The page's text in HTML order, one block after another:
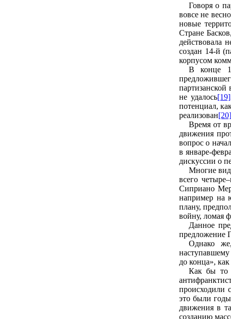
Говоря о
вовсе не
новые
Стране
действовала
создан 14-й
корпусом
В конце
не удалось[19]
потенциал,
реализован[20]
Время от
движения
вопрос о
в январе-
дискуссии о
Многие
всего
Сиприано
например на
плану,
войну, ломая
Данное
предложение
Однако
до конца»,
Как бы то
происходили
это были годы
движения в
созданию